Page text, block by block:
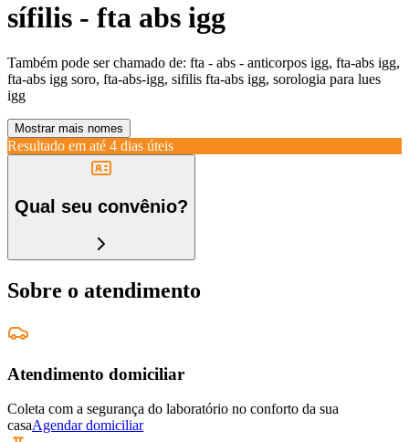
sífilis - fta abs igg
Também pode ser chamado de: fta - abs - anticorpos igg, fta-abs igg,
fta-abs igg soro, fta-abs-igg, sifilis fta-abs igg, sorologia para lues
igg
Mostrar mais nomes
Resultado em até 4 dias úteis
Qual seu convênio?
Sobre o atendimento
Atendimento domiciliar
Coleta com a segurança do laboratório no conforto da sua
casaAgendar domiciliar